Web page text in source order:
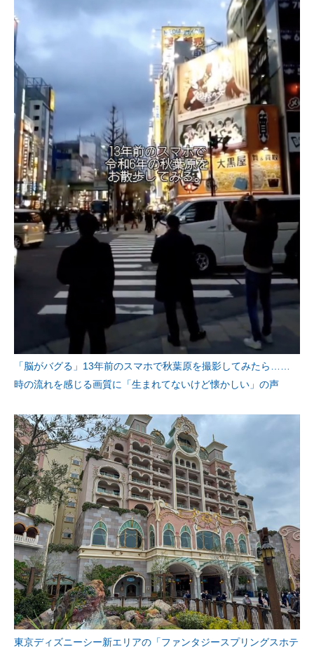
ビジネスと働き方のヒント
AI活用のいまが分かる
企業ITのトレンドを詳説
経営リーダーのコミュニティ
マーケ×ITの今がよく分かる
ITエンジニア向け専門サイト
企業向けIT製品の総合サイト
IT製品の技術・比較・事例
製造業のIT導入・活用を支援
モノづくり技術者専門サイト
電子設計の基本と応用
エネルギーの専門メディア
建設×テクノロジーの最前線
ちょっと気になるネットの話題
「脳がバグる」13年前のスマホで秋葉原を撮影してみたら……
時の流れを感じる画質に「生まれてないけど懐かしい」の声
東京ディズニーシー新エリアの「ファンタジースプリングスホテ